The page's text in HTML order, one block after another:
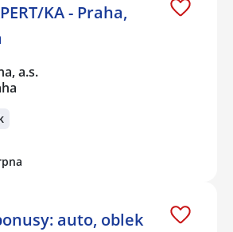
KA - Praha,
a.s.
auto, oblek